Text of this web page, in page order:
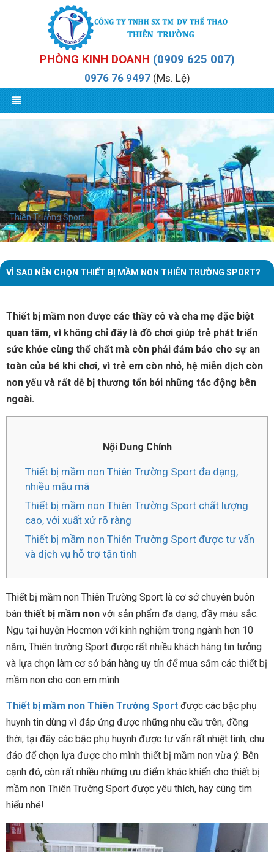
PHÒNG KINH DOANH (0909 625 007)
0976 76 9497(Ms. Lệ)
Thiên Trường Sport
VÌ SAO NÊN CHỌN THIẾT BỊ MẦM NON THIÊN TRƯỜNG SPORT?
Thiết bị mầm non được các thầy cô và cha mẹ đặc biệt
quan tâm, vì không chỉ đây là đồ chơi giúp trẻ phát triển
sức khỏe cùng thể chất mà còn phải đảm bảo cho sự an
toàn của bé khi chơi, vì trẻ em còn nhỏ, hệ miễn dịch còn
non yếu và rất dễ bị thương tổn bởi những tác động bên
ngoài.
Nội Dung Chính
Thiết bị mầm non Thiên Trường Sport đa dạng,
nhiều mẫu mã
Thiết bị mầm non Thiên Trường Sport chất lượng
cao, với xuất xứ rõ ràng
Thiết bị mầm non Thiên Trường Sport được tư vấn
và dịch vụ hỗ trợ tận tình
Thiết bị mầm non Thiên Trường Sport là cơ sở chuyên buôn
bán thiết bị mầm non với sản phẩm đa dạng, đầy màu sắc.
Ngụ tại huyện Hocmon với kinh nghiệm trong ngành hơn 10
năm, Thiên trường Sport được rất nhiều khách hàng tin tưởng
và lựa chọn làm cơ sở bán hàng uy tín để mua sắm các thiết bị
mầm non cho con em mình.
Thiết bị mầm non Thiên Trường Sport được các bậc phụ
huynh tin dùng vì đáp ứng được những nhu cầu trên, đồng
thời, tại đây các bậc phụ huynh được tư vấn rất nhiệt tình, chu
đáo để chọn lựa được cho mình thiết bị mầm non vừa ý. Bên
cạnh đó, còn rất nhiều những ưu điểm khác khiến cho thiết bị
mầm non Thiên Trường Sport được yêu thích, hay cùng tìm
hiểu nhé!